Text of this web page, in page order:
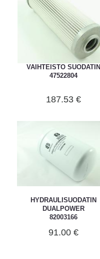
VAIHTEISTO SUODATIN
47522804
187.53 €
HYDRAULISUODATIN
DUALPOWER
82003166
91.00 €